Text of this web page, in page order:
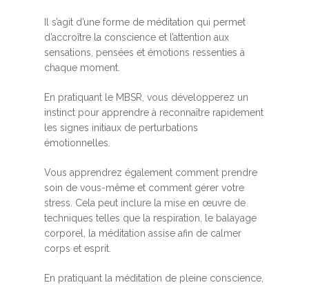
Il s’agit d’une forme de méditation qui permet
d’accroître la conscience et l’attention aux
sensations, pensées et émotions ressenties à
chaque moment.
En pratiquant le MBSR, vous développerez un
instinct pour apprendre à reconnaître rapidement
les signes initiaux de perturbations
émotionnelles.
Vous apprendrez également comment prendre
soin de vous-même et comment gérer votre
stress. Cela peut inclure la mise en œuvre de
techniques telles que la respiration, le balayage
corporel, la méditation assise afin de calmer
corps et esprit.
En pratiquant la méditation de pleine conscience,